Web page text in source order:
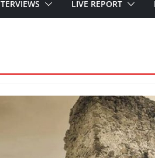
LIVE REPORT